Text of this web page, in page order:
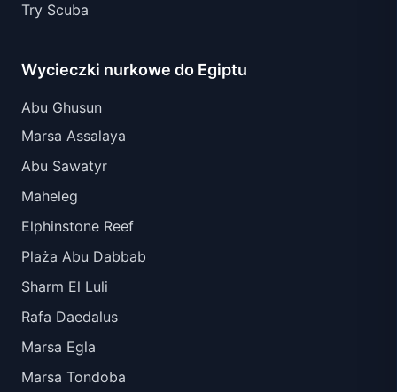
Try Scuba
Wycieczki nurkowe do Egiptu
Abu Ghusun
Marsa Assalaya
Abu Sawatyr
Maheleg
Elphinstone Reef
Plaża Abu Dabbab
Sharm El Luli
Rafa Daedalus
Marsa Egla
Marsa Tondoba